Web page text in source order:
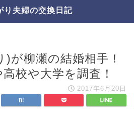
り夫婦の交換日記
が柳瀬の結婚相手！
校や大学を調査！
2017年6月20日